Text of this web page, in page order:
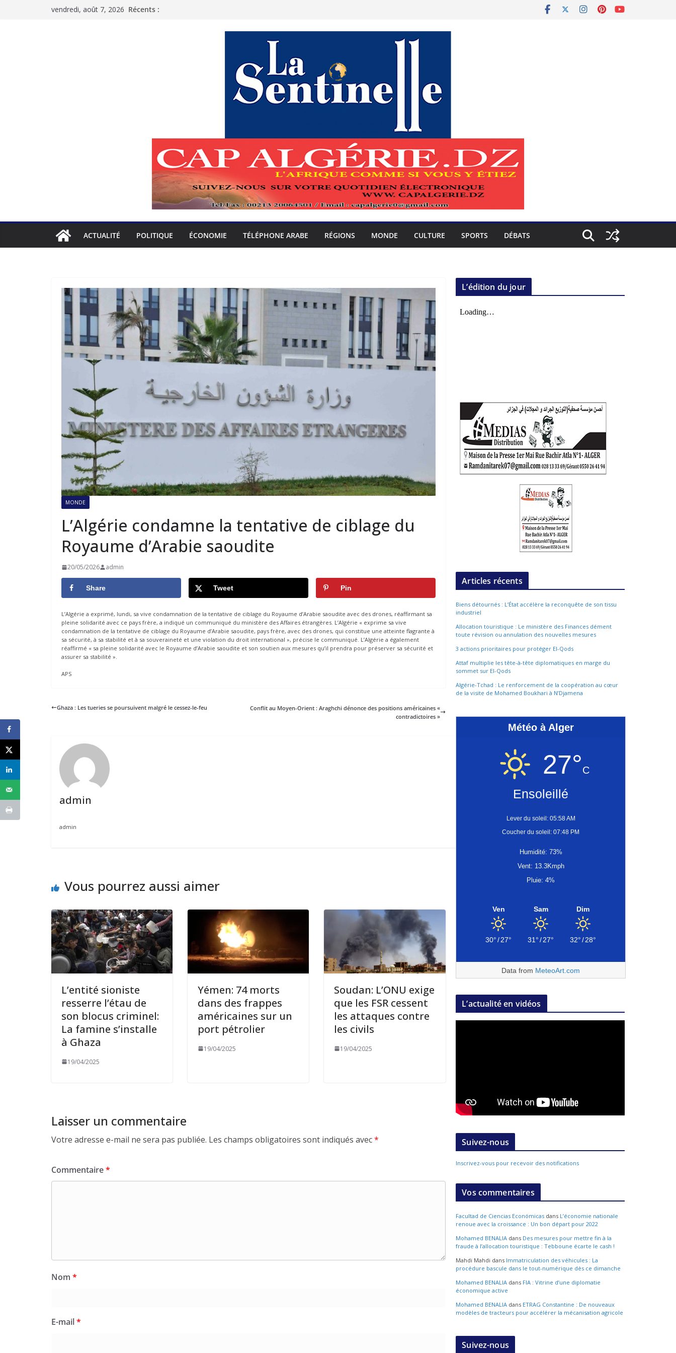
vendredi, août 7, 2026 Récents :
ACTUALITÉ POLITIQUE ÉCONOMIE TÉLÉPHONE ARABE RÉGIONS MONDE CULTURE SPORTS DÉBATS
MONDE
L’Algérie condamne la tentative de ciblage du
Royaume d’Arabie saoudite
20/05/2026 admin
Share Tweet Pin
L’Algérie a exprimé, lundi, sa vive condamnation de la tentative de ciblage du Royaume d’Arabie saoudite avec des drones, réaffirmant sa
pleine solidarité avec ce pays frère, a indiqué un communiqué du ministère des Affaires étrangères. L’Algérie « exprime sa vive
condamnation de la tentative de ciblage du Royaume d’Arabie saoudite, pays frère, avec des drones, qui constitue une atteinte flagrante à
sa sécurité, à sa stabilité et à sa souveraineté et une violation du droit international », précise le communiqué. L’Algérie a également
réaffirmé « sa pleine solidarité avec le Royaume d’Arabie saoudite et son soutien aux mesures qu’il prendra pour préserver sa sécurité et
assurer sa stabilité ».
APS
Ghaza : Les tueries se poursuivent malgré le cessez-le-feu
Conflit au Moyen-Orient : Araghchi dénonce des positions américaines «
contradictoires »
admin
admin
Vous pourrez aussi aimer
L’entité sioniste
resserre l’étau de
son blocus criminel:
La famine s’installe
à Ghaza
19/04/2025
Yémen: 74 morts
dans des frappes
américaines sur un
port pétrolier
19/04/2025
Soudan: L’ONU exige
que les FSR cessent
les attaques contre
les civils
19/04/2025
Laisser un commentaire
Votre adresse e-mail ne sera pas publiée. Les champs obligatoires sont indiqués avec*
Commentaire*
Nom *
E-mail*
L’édition du jour
Articles récents
Biens détournés : L’État accélère la reconquête de son tissu
industriel
Allocation touristique : Le ministère des Finances dément
toute révision ou annulation des nouvelles mesures
3 actions prioritaires pour protéger El-Qods
Attaf multiplie les tête-à-tête diplomatiques en marge du
sommet sur El-Qods
Algérie-Tchad : Le renforcement de la coopération au cœur
de la visite de Mohamed Boukhari à N’Djamena
Météo à Alger
27°C
Ensoleillé
Lever du soleil: 05:58 AM
Coucher du soleil: 07:48 PM
Humidité: 73%
Vent: 13.3Kmph
Pluie: 4%
Ven
30°/27°
Sam
31°/27°
Dim
32°/28°
Data from MeteoArt.com
L’actualité en vidéos
Suivez-nous
Inscrivez-vous pour recevoir des notifications
Vos commentaires
Facultad de Ciencias Económicas dans L’économie nationale
renoue avec la croissance : Un bon départ pour 2022
Mohamed BENALIA dans Des mesures pour mettre fin à la
fraude à l’allocation touristique : Tebboune écarte le cash !
Mahdi Mahdi dans Immatriculation des véhicules : La
procédure bascule dans le tout-numérique dès ce dimanche
Mohamed BENALIA dans FIA : Vitrine d’une diplomatie
économique active
Mohamed BENALIA dans ETRAG Constantine : De nouveaux
modèles de tracteurs pour accélérer la mécanisation agricole
Suivez-nous